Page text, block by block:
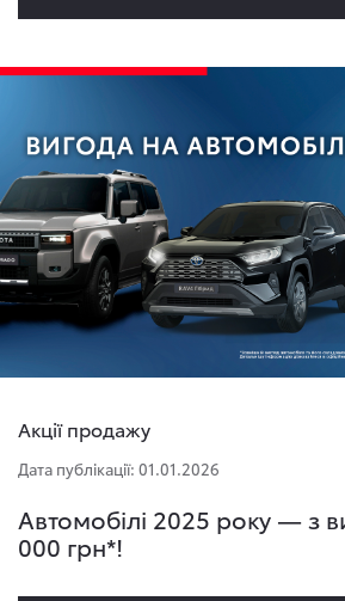
Акції продажу
Дата публікації: 01.01.2026
Автомобілі 2025 року — з
000 грн*!